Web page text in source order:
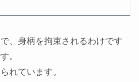
、身柄を拘束されるわけです
。
れています。